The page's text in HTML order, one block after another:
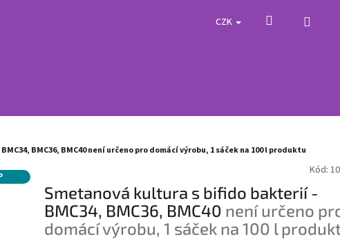
CZK Hledat
ВMC36, ВMC40není určeno pro domácí výrobu, 1 sáček na 100 l produktu
Kód:
Smetanová kultura s bifido bakterií -
ВMC34, ВMC36, ВMC40 není určeno
domácí výrobu, 1 sáček na 100 l